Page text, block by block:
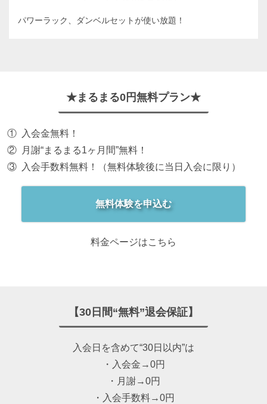
パワーラック、ダンベルセットが使い放題！
★まるまる0円無料プラン★
入会金無料！
月謝“まるまる1ヶ月間”無料！
入会手数料無料！（無料体験後に当日入会に限り）
無料体験を申込む
料金ページはこちら
【30日間“無料”退会保証】
入会日を含めて“30日以内”は
・入会金→0円
・月謝→0円
・入会手数料→0円